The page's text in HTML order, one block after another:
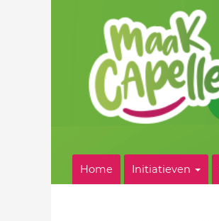
Home Initiatieven